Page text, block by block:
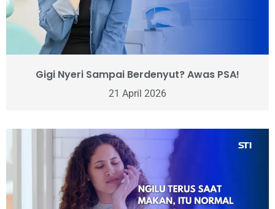
Gigi Nyeri Sampai Berdenyut? Awas PSA!
21 April 2026